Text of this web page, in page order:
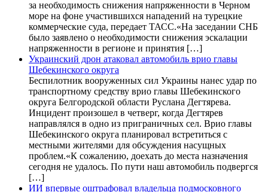
за необходимость снижения напряженности в Черном
море на фоне участившихся нападений на турецкие
коммерческие суда, передает ТАСС.«На заседании СНБ
было заявлено о необходимости снижения эскалации
напряженности в регионе и принятия […]
Украинский дрон атаковал автомобиль врио главы
Шебекинского округа
Беспилотник вооруженных сил Украины нанес удар по
транспортному средству врио главы Шебекинского
округа Белгородской области Руслана Дегтярева.
Инцидент произошел в четверг, когда Дегтярев
направлялся в одно из приграничных сел. Врио главы
Шебекинского округа планировал встретиться с
местными жителями для обсуждения насущных
проблем.«К сожалению, доехать до места назначения
сегодня не удалось. По пути наш автомобиль подвергся
[…]
ИИ впервые оштрафовал владельца подмосковного